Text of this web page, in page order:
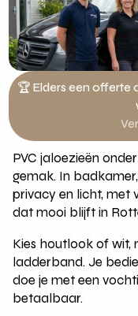
🏆 Elders een offerte
PVC jaloezieën
gemak. In
privacy en licht, met
dat mooi blijft in
Kies houtlook of
ladderband. Je
doe je met een
betaalbaar.